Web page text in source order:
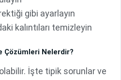
gibi ayarlayın
kalıntıları temizleyin
Çözümleri Nelerdir?
İşte tipik sorunlar ve